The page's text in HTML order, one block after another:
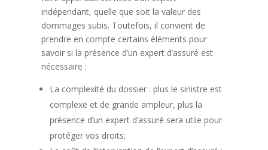
indépendant, quelle que soit la valeur des
dommages subis. Toutefois, il convient de
prendre en compte certains éléments pour
savoir si la présence d’un expert d’assuré est
nécessaire :
La complexité du dossier : plus le sinistre est
complexe et de grande ampleur, plus la
présence d’un expert d’assuré sera utile pour
protéger vos droits;